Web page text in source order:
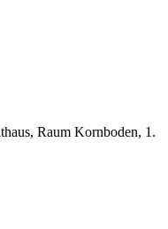
Raum Kornboden, 1.